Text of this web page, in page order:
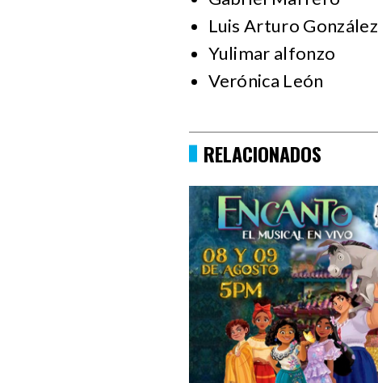
Luis Arturo González
Yulimar alfonzo
Verónica León
RELACIONADOS